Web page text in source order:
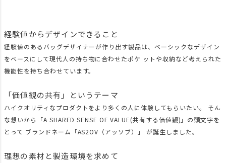
経験値からデザインできること
経験値のあるバッグデザイナーが作り出す製品は、ベーシックなデザイン
をベースにして現代人の持ち物に合わせたポケ ットや収納など考えられた
機能性を持ち合わせています。
「価値観の共有」というテーマ
ハイクオリティなプロダクトをより多くの人に体験してもらいたい。 そん
な想いから「A SHARED SENSE OF VALUE(共有する価値観)」の頭文字を
とって ブランドネーム「AS2OV（アッソブ）」 が誕生しました。
理想の素材と製造環境を求めて